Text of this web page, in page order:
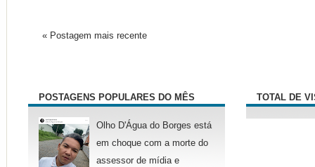
« Postagem mais recente
POSTAGENS POPULARES DO MÊS
Olho D'Água do Borges está
em choque com a morte do
assessor de mídia e
TOTAL DE